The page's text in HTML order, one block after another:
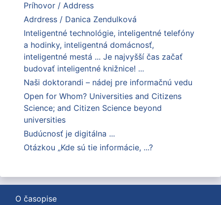
Príhovor / Address
Adrdress / Danica Zendulková
Inteligentné technológie, inteligentné telefóny
a hodinky, inteligentná domácnosť,
inteligentné mestá ... Je najvyšší čas začať
budovať inteligentné knižnice! ...
Naši doktorandi – nádej pre informačnú vedu
Open for Whom? Universities and Citizens
Science; and Citizen Science beyond
universities
Budúcnosť je digitálna ...
Otázkou „Kde sú tie informácie, ...?
O časopise